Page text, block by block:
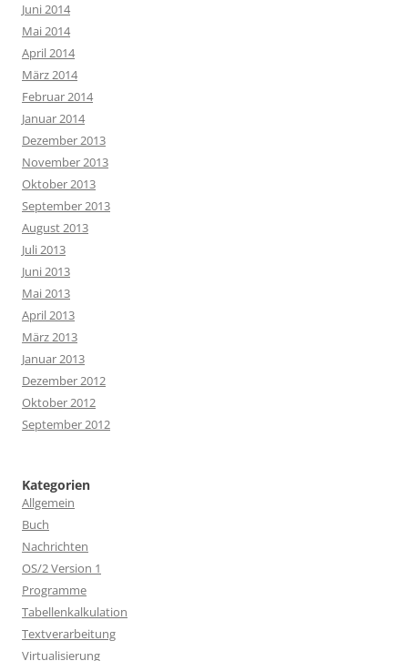
Juni 2014
Mai 2014
April 2014
März 2014
Februar 2014
Januar 2014
Dezember 2013
November 2013
Oktober 2013
September 2013
August 2013
Juli 2013
Juni 2013
Mai 2013
April 2013
März 2013
Januar 2013
Dezember 2012
Oktober 2012
September 2012
Kategorien
Allgemein
Buch
Nachrichten
OS/2 Version 1
Programme
Tabellenkalkulation
Textverarbeitung
Virtualisierung